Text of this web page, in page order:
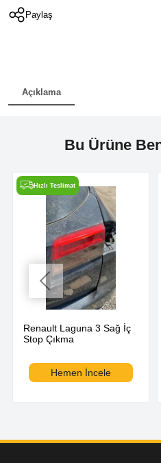
Paylaş
Açıklama
Bu Ürüne
Hızlı Teslimat
Renault Laguna 3 Sağ İç
Stop Çıkma
Hemen İncele